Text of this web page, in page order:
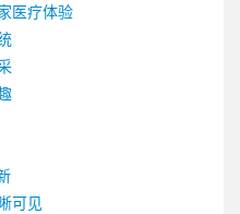
医疗体验
可见